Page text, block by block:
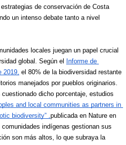
de conservación de Costa
un intenso debate tanto a nivel
locales juegan un papel crucial
global. Según el
Informe de
2019, el 80% de la biodiversidad restante
manejados por pueblos originarios.
cuestionado dicho porcentaje, estudios
and local communities as partners in
biodiversity” , publicada en Nature en
indígenas gestionan sus
son más altos, lo que subraya la